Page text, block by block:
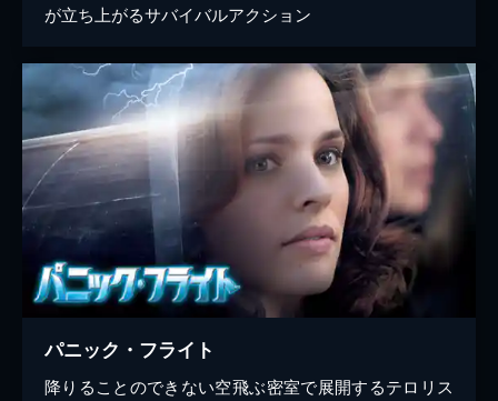
が立ち上がるサバイバルアクション
パニック・フライト
降りることのできない空飛ぶ密室で展開するテロリス